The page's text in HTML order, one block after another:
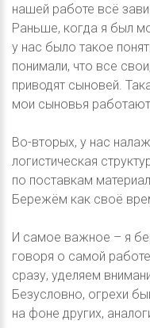
нашей работе всё
Раньше, когда я был
у нас было такое
понимали, что все
приводят сыновей.
мои сыновья работают
Во-вторых, у нас
логистическая
по поставкам
Бережём как своё
И самое важное – я
говоря о самой
сразу, уделяем
Безусловно, огрехи
на фоне других,